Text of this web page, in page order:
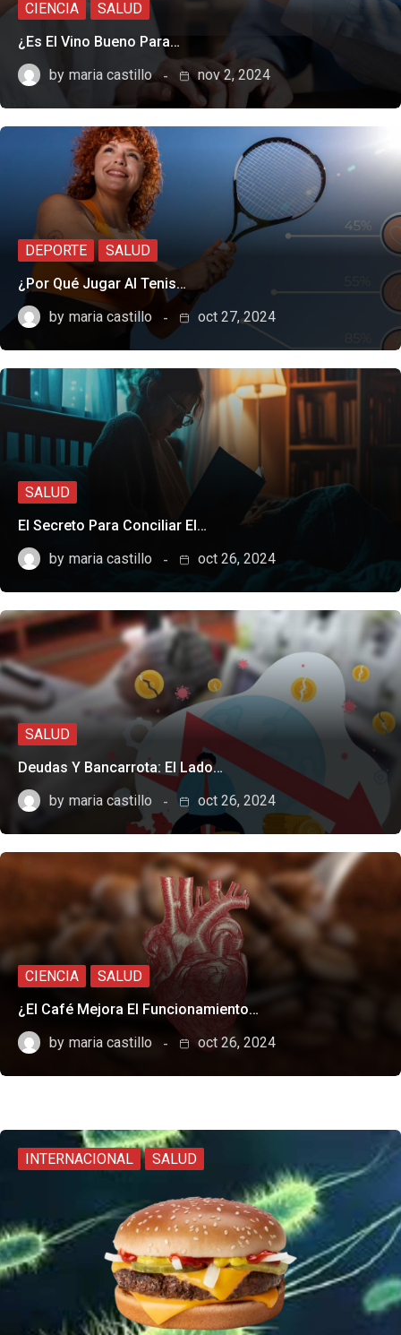
CIENCIA
SALUD
¿Es El Vino Bueno Para…
by maria castillo nov 2, 2024
DEPORTE
SALUD
¿Por Qué Jugar Al Tenis…
by maria castillo oct 27, 2024
SALUD
El Secreto Para Conciliar El…
by maria castillo oct 26, 2024
SALUD
Deudas Y Bancarrota: El Lado…
by maria castillo oct 26, 2024
CIENCIA
SALUD
¿El Café Mejora El Funcionamiento…
by maria castillo oct 26, 2024
INTERNACIONAL SALUD